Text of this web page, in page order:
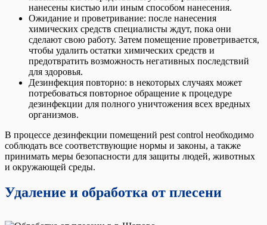
нанесены кистью или иным способом нанесения.
Ожидание и проветривание: после нанесения
химических средств специалисты ждут, пока они
сделают свою работу. Затем помещение проветривается,
чтобы удалить остатки химических средств и
предотвратить возможность негативных последствий
для здоровья.
Дезинфекция повторно: в некоторых случаях может
потребоваться повторное обращение к процедуре
дезинфекции для полного уничтожения всех вредных
организмов.
В процессе дезинфекции помещений pest control необходимо
соблюдать все соответствующие нормы и законы, а также
принимать меры безопасности для защиты людей, животных
и окружающей среды.
Удаление и обработка от плесени